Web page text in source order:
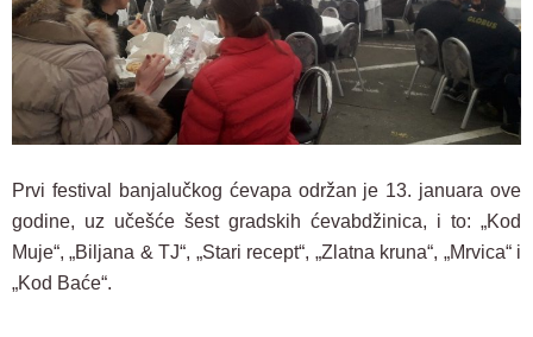
Prvi festival banjalučkog ćevapa održan je 13. januara ove
godine, uz učešće šest gradskih ćevabdžinica, i to: „Kod
Muje“, „Biljana & TJ“, „Stari recept“, „Zlatna kruna“, „Mrvica“ i
„Kod Baće“.